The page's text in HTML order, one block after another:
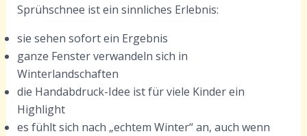
Sprühschnee ist ein sinnliches Erlebnis:
sie sehen sofort ein Ergebnis
ganze Fenster verwandeln sich in
Winterlandschaften
die Handabdruck-Idee ist für viele Kinder ein
Highlight
es fühlt sich nach „echtem Winter“ an, auch wenn